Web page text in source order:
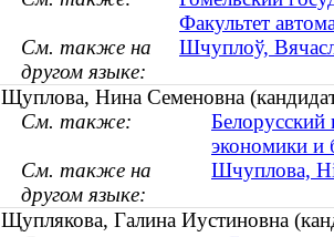
Факультет
См. также на
другом языке:
Шчуплоў,
Щуплова, Нина Семеновна
См. также:
Белорусский
экономики и
См. также на
другом языке:
Шчуплова,
Щуплякова, Галина Иустиновна